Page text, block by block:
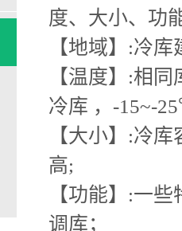
度、大小、功
【地域】:冷
【温度】:相
冷库 ，-15~-
【大小】:冷
高;
【功能】:一
调库；